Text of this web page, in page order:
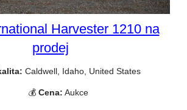
Harvester 1210 na
prodej
Caldwell, Idaho, United States
💰 Cena: Aukce